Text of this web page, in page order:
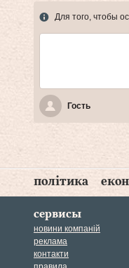
Для того, чтобы
Гость
політика
сервисы
новини компаній
реклама
контакти